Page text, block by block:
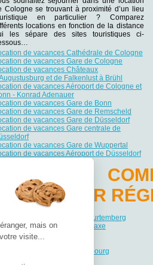
Cologne se trouvant à proximité d’un lieu
en particulier ? Comparez
locations en fonction de la distance
les sépare des sites touristiques ci-
de vacances Cathédrale de Cologne
de vacances Gare de Cologne
de vacances Châteaux
et de Falkenlust à Brühl
de vacances Aéroport de Cologne et
- Konrad Adenauer
de vacances Gare de Bonn
de vacances Gare de Remscheld
de vacances Gare de Düsseldorf
de vacances Gare centrale de
de vacances Gare de Wuppertal
de vacances Aéroport de Düsseldorf
PAR
de vacances Bade-Wurtemberg
de vacances Basse-Saxe
de vacances Bavière
de vacances Brandebourg
mais on
visite...